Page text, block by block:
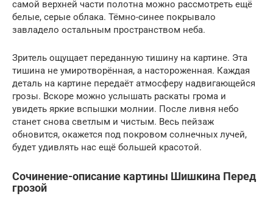
самой верхней части полотна можно рассмотреть ещё
белые, серые облака. Тёмно-синее покрывало
завладело остальным пространством неба.
Зритель ощущает переданную тишину на картине. Эта
тишина не умиротворённая, а настороженная. Каждая
деталь на картине передаёт атмосферу надвигающейся
грозы. Вскоре можно услышать раскаты грома и
увидеть яркие вспышки молнии. После ливня небо
станет снова светлым и чистым. Весь пейзаж
обновится, окажется под покровом солнечных лучей,
будет удивлять нас ещё большей красотой.
Сочинение-описание картины Шишкина Перед
грозой